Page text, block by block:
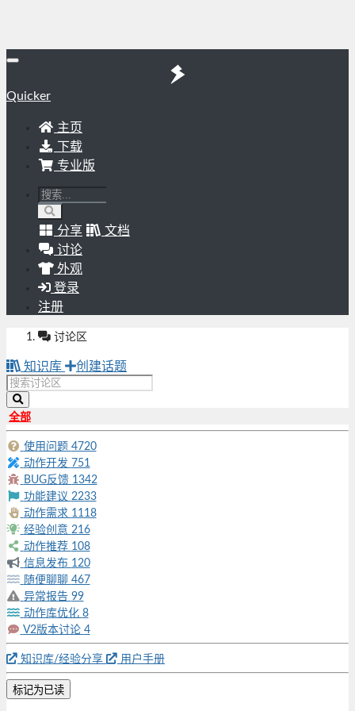
Quicker
主页
下载
专业版
分享
文档
讨论
外观
登录
注册
讨论区
知识库 创建话题
全部
使用问题 4720
动作开发 751
BUG反馈 1342
功能建议 2233
动作需求 1118
经验创意 216
动作推荐 108
信息发布 120
随便聊聊 467
异常报告 99
动作库优化 8
V2版本讨论 4
知识库/经验分享 用户手册
标记为已读